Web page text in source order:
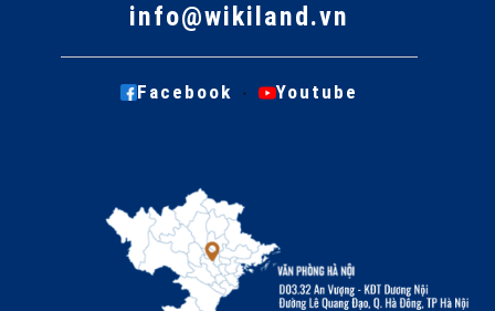
info@wikiland.vn
Facebook · Youtube